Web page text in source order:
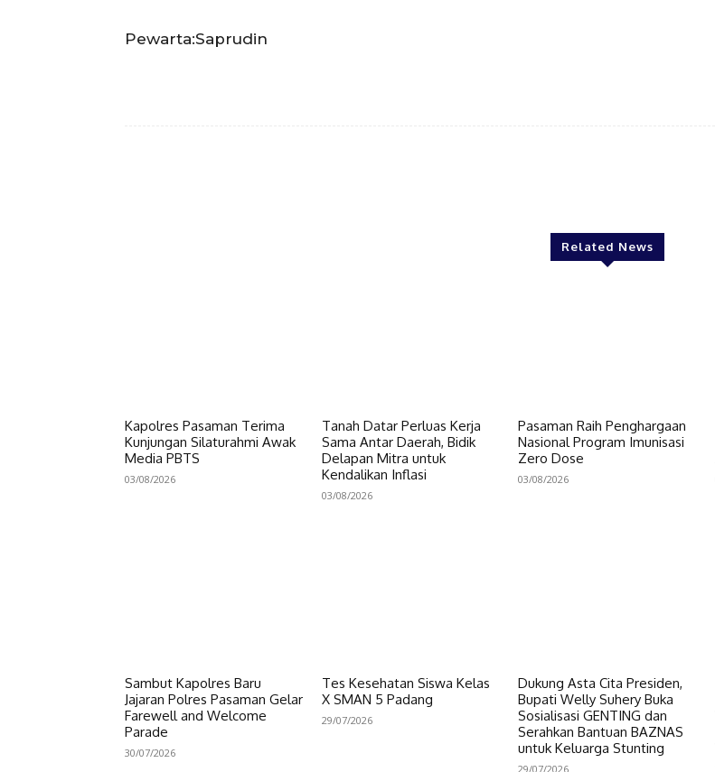
Pewarta:Saprudin
Related News
Kapolres Pasaman Terima
Kunjungan Silaturahmi Awak
Media PBTS
03/08/2026
Tanah Datar Perluas Kerja
Sama Antar Daerah, Bidik
Delapan Mitra untuk
Kendalikan Inflasi
03/08/2026
Pasaman Raih Penghargaan
Nasional Program Imunisasi
Zero Dose
03/08/2026
Sambut Kapolres Baru
Jajaran Polres Pasaman Gelar
Farewell and Welcome
Parade
30/07/2026
Tes Kesehatan Siswa Kelas
X SMAN 5 Padang
29/07/2026
Dukung Asta Cita Presiden,
Bupati Welly Suhery Buka
Sosialisasi GENTING dan
Serahkan Bantuan BAZNAS
untuk Keluarga Stunting
29/07/2026